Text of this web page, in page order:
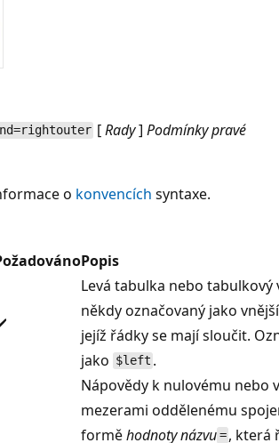
[Rady]Podmínky pravé
o konvencích syntaxe.
Popis
Levá tabulka nebo tabulkový
někdy označovaný jako
jejíž řádky se mají sloučit.
jako $left .
Nápovědy k nulovému nebo
mezerami oddělenému
forměhodnotynázvu= , která